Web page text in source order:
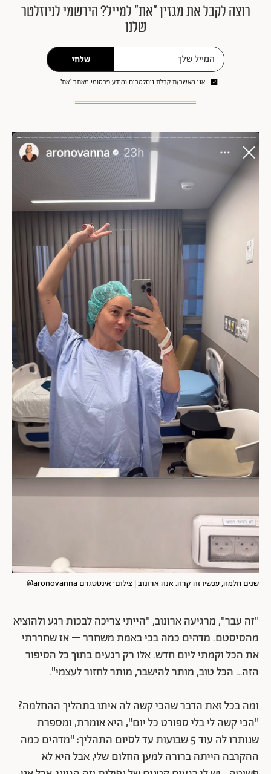
רוצה לקבל את מגזין ״את״ למייל? הירשמי לניוזלטר
שלנו
שלחי
אני מאשר/ת קבלת ניוזלטרים ומידע פרסומי מאתר ״את״
שנים חלמה, עכשיו זה קרה. אנה ארונוב | צילום: אינסטגרם aronovanna@
"זה עבר", מרגיעה ארונוב, "הייתי צריכה לבכות רגע ולהוציא
מהסיסטם. מדהים כמה בכי באמת משחרר – אז שחררתי
את הכל וקמתי ליום חדש. אלו רק רגעים בתוך כל הסיפור
הזה… הכל טוב, מותר להישבר, מותר לחזור לעצמי".
ומה בכל זאת הדבר שהכי קשה לה איתו בתהליך ההחלמה?
"הכי קשה לי בלי ספורט כל יום", היא אומרת, ומספרת
שנותרו לה עוד 5 שבועות עד לסיום התהליך: "מדהים כמה
ההקרבה הייתה ברורה למען החלום שלי, אבל היא לא